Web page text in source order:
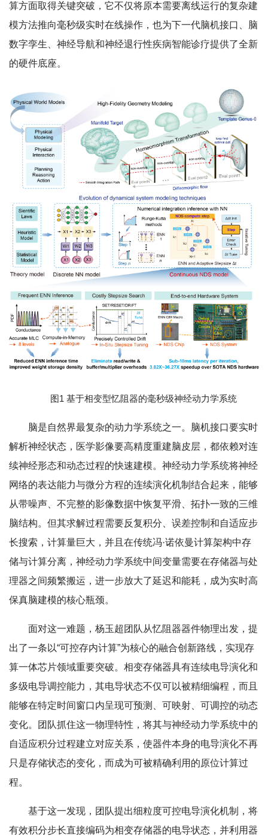
算方面取得关键突破，它不仅将原本需要离线运行的复杂建
模方法推向毫秒级实时在线操作，也为下一代脑机接口、脑
数字孪生、神经导航和神经退行性疾病智能诊疗提供了全新
的硬件底座。
图1 基于相变型忆阻器的毫秒级神经动力学系统
脑是自然界最复杂的动力学系统之一。脑机接口要实时
解析神经状态，医学影像要高精度重建脑皮层，都依赖对连
续神经形态和动态过程的快速建模。神经动力学系统将神经
网络的表达能力与微分方程的连续演化机制结合起来，能够
从带噪声、不完整的影像数据中恢复平滑、拓扑一致的三维
脑结构。但其求解过程需要反复积分、误差控制和自适应步
长搜索，计算量巨大，并且在传统冯·诺依曼计算架构中存
储与计算分离，神经动力学系统中间变量需要在存储器与处
理器之间频繁搬运，进一步放大了延迟和能耗，成为实时高
保真脑建模的核心瓶颈。
面对这一难题，杨玉超团队从忆阻器器件物理出发，提
出了一条以“可控存内计算”为核心的融合创新路线，实现存
算一体芯片领域重要突破。相变存储器具有连续电导演化和
多级电导调控能力，其电导状态不仅可以被精细编程，而且
能够在特定时间窗口内呈现可预测、可映射、可调控的动态
变化。团队抓住这一物理特性，将其与神经动力学系统中的
自适应积分过程建立对应关系，使器件本身的电导演化不再
只是存储状态的变化，而成为可被精确利用的原位计算过
程。
基于这一发现，团队提出细粒度可控电导演化机制，将
有效积分步长直接编码为相变存储器的电导状态，并利用器